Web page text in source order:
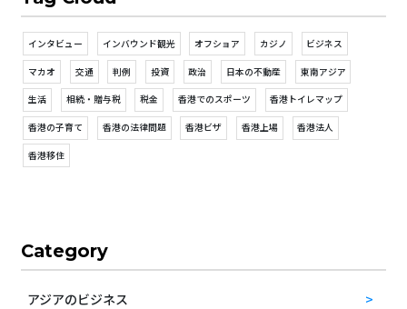
インタビュー インバウンド観光 オフショア カジノ ビジネス
マカオ 交通 判例 投資 政治 日本の不動産 東南アジア
生活 相続・贈与税 税金 香港でのスポーツ 香港トイレマップ
香港の子育て 香港の法律問題 香港ビザ 香港上場 香港法人
香港移住
Category
アジアのビジネス